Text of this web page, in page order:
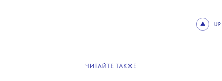
UP
ЧИТАЙТЕ ТАКЖЕ